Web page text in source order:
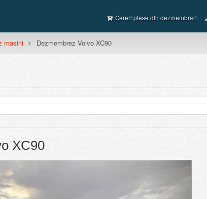
Cereri piese din dezmembrari
masini Dezmembrez Volvo XC90
XC90